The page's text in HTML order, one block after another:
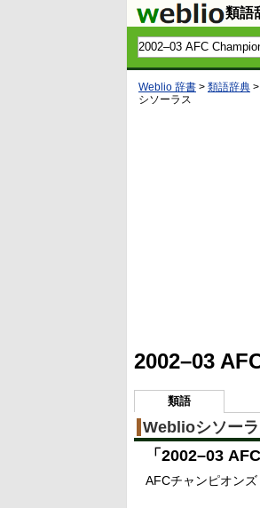
類語
Weblio 辞書 > 類語辞典 >
シソーラス
2002–03
類語
Weblioシソー
「 2002–03
AFCチャンピオン